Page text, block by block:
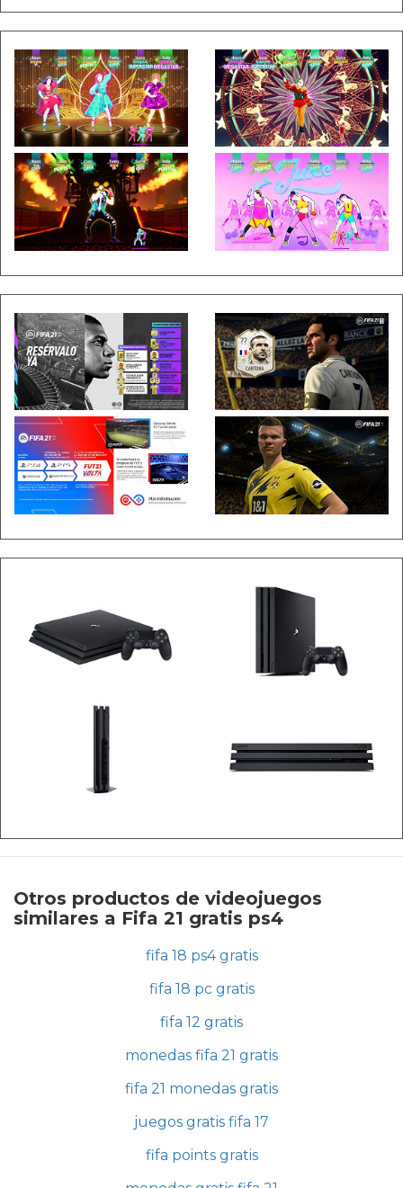
Otros productos de videojuegos
similares a Fifa 21 gratis ps4
fifa 18 ps4 gratis
fifa 18 pc gratis
fifa 12 gratis
monedas fifa 21 gratis
fifa 21 monedas gratis
juegos gratis fifa 17
fifa points gratis